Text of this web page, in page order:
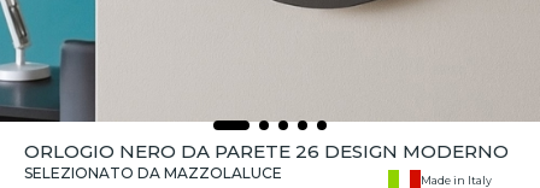
ORLOGIO NERO DA PARETE 26 DESIGN MODERNO
SELEZIONATO DA MAZZOLALUCE Made in Italy